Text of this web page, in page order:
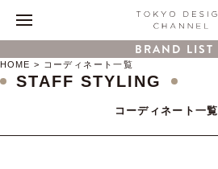
BRAND LIST
HOME コーディネート一覧
STAFF STYLING
コーディネート一覧